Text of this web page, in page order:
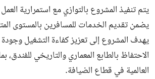
يتم تنفيذ المشروع بالتوازي مع استمرارية
يضمن تقديم الخدمات للمسافرين بالمستوى
يهدف المشروع إلى تعزيز كفاءة التشغيل
الاحتفاظ بالطابع المعماري والتاريخي للفندق،
العالمية في قطاع الضيافة.